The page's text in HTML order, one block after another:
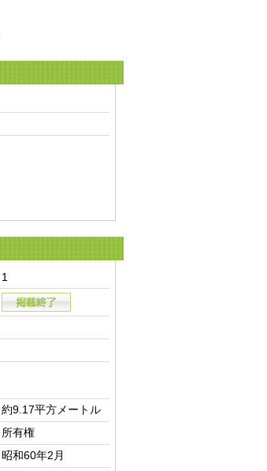
1
約9.17平方メートル
所有権
昭和60年2月